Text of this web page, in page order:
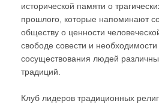
исторической памяти о
прошлого, которые напоминают
обществу о ценности
свободе совести и
сосуществования людей
традиций.
Клуб лидеров традиционных